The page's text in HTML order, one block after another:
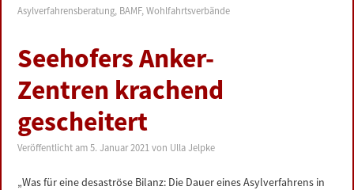
Asylverfahrensberatung, BAMF,Wohlfahrtsverbände
Seehofers Anker-
Zentren krachend
gescheitert
Veröffentlicht am5. Januar 2021 von Ulla Jelpke
„Was für eine desaströse Bilanz: Die Dauer eines Asylverfahrens in